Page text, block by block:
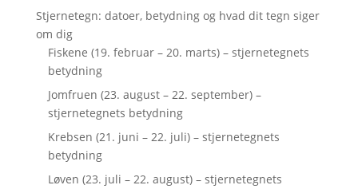
Stjernetegn: datoer, betydning og hvad dit tegn siger
om dig
Fiskene (19. februar – 20. marts) – stjernetegnets
betydning
Jomfruen (23. august – 22. september) –
stjernetegnets betydning
Krebsen (21. juni – 22. juli) – stjernetegnets
betydning
Løven (23. juli – 22. august) – stjernetegnets